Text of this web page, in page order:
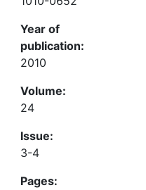
Year of
publication:
2010
Volume:
24
Issue:
3-4
Pages: